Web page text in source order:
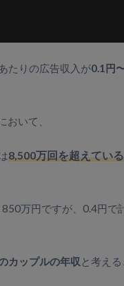
たりの広告収入が0.1円
おいて、
8,500万回を超えている
万円ですが、0.4円で
カップルの年収 と考え